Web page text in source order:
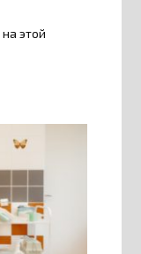
этой